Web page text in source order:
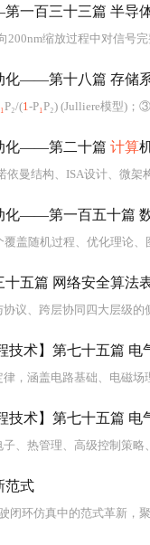
一百三十三篇 半导
缩放过程中对信号
八篇 存储系统设计 10 存储器/存
₁P₂/(1-P₁P₂) (Julliere模型)
化——第二十篇 计算
虚拟内存、TLB）、并行体系、I/O系统、功耗与安全设计；深入解析x86分页机制（CR0/CR3/
化——第一百五十篇
十五篇 网络安全算法
】第七十五篇 电气工程
电路基础、电磁场理论、电力系统分析、电机控制、继电保护、最优潮流、状态估计、谐波分析及智能电网应用等方向。重点包括麦克斯韦方程组、同步电机功角与摇摆方
术】第七十五篇 电气
范式